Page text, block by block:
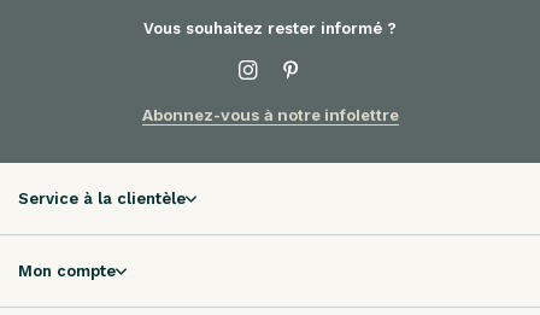
Vous souhaitez rester informé ?
Abonnez-vous à notre infolettre
Service à la clientèle
Mon compte